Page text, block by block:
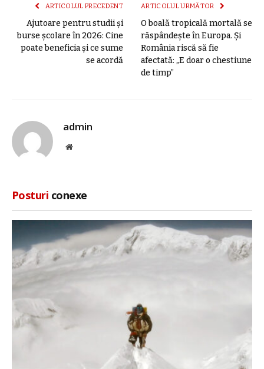
ARTICOLUL PRECEDENT
Ajutoare pentru studii și
burse școlare în 2026: Cine
poate beneficia și ce sume
se acordă
ARTICOLUL URMĂTOR
O boală tropicală mortală se
răspândește în Europa. Și
România riscă să fie
afectată: „E doar o chestiune
de timp”
admin
Site
Posturi conexe